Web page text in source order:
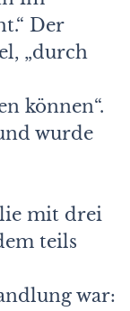
Der
„durch
können“.
wurde
mit drei
teils
war: